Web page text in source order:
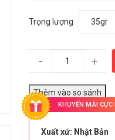
Trọng lượng
- +
KHUYẾN MÃI CỰC
Xuất xứ: Nhật Bản
310.000₫
Đây là
Trọng lượng
35gr